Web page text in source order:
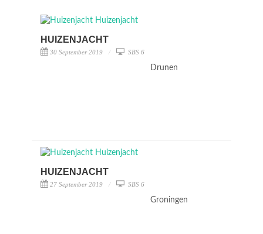
HUIZENJACHT
30 September 2019 SBS 6
Drunen
HUIZENJACHT
27 September 2019 SBS 6
Groningen